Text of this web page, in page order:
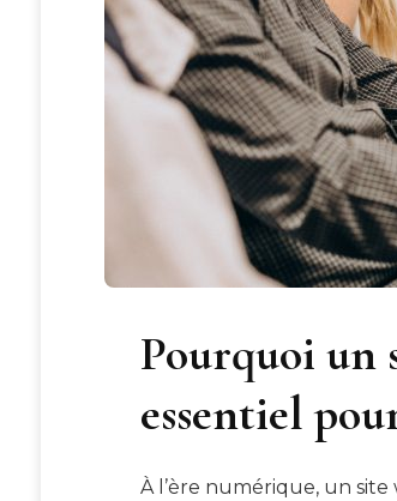
Pourquoi un
essentiel
À l’ère numérique, un